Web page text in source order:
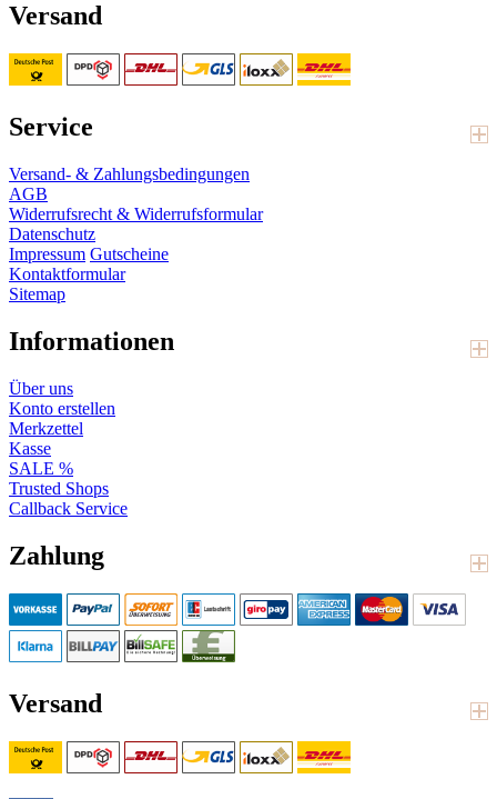
Versand
Service
Versand- & Zahlungsbedingungen
AGB
Widerrufsrecht & Widerrufsformular
Datenschutz
Impressum Gutscheine
Kontaktformular
Sitemap
Informationen
Über uns
Konto erstellen
Merkzettel
Kasse
SALE %
Trusted Shops
Callback Service
Zahlung
Versand